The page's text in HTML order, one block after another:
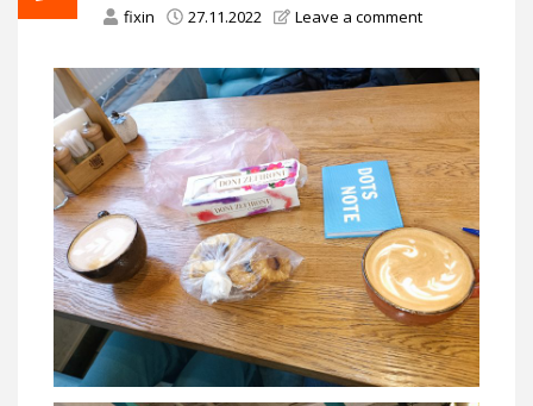
fixin 27.11.2022 Leave a comment